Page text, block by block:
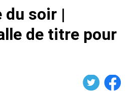
du soir |
de titre pour
Facebook